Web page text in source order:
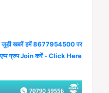
जुड़ी खबरें हमें 8677954500 पर
ग्रुप Join करें - Click Here